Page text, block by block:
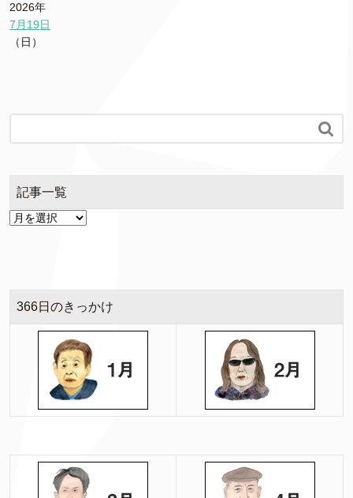
2026年
7月19日
（日）

記事一覧
366日のきっかけ